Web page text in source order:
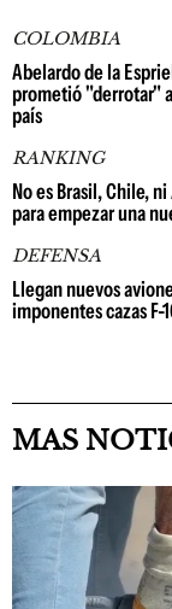
COLOMBIA
Abelardo de la
prometió "derrotar"
país
RANKING
No es Brasil, Chile,
para empezar una
DEFENSA
Llegan nuevos
imponentes cazas F-
MAS